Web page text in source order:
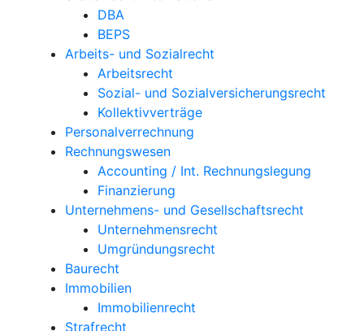
DBA
BEPS
Arbeits- und Sozialrecht
Arbeitsrecht
Sozial- und Sozialversicherungsrecht
Kollektivverträge
Personalverrechnung
Rechnungswesen
Accounting / Int. Rechnungslegung
Finanzierung
Unternehmens- und Gesellschaftsrecht
Unternehmensrecht
Umgründungsrecht
Baurecht
Immobilien
Immobilienrecht
Strafrecht